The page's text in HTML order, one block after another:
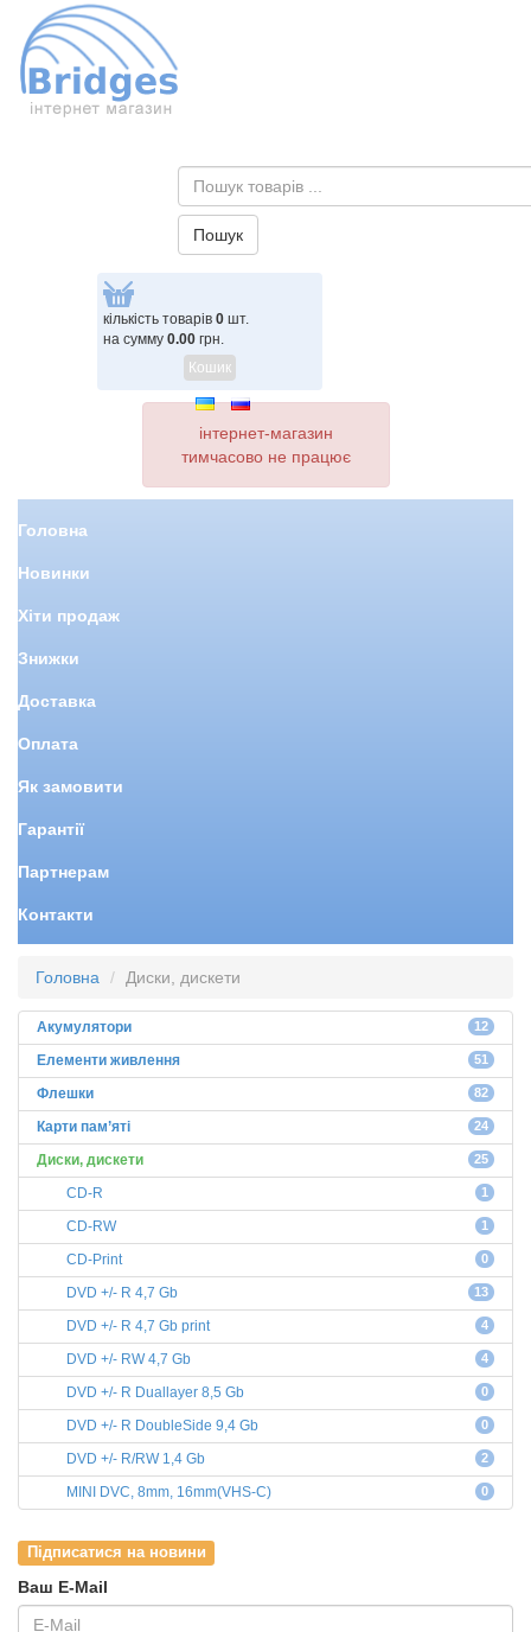
кількість товарів 0 шт.
на сумму 0.00 грн.
Кошик
інтернет-магазин
тимчасово не працює
Головна
Новинки
Хіти продаж
Знижки
Доставка
Оплата
Як замовити
Гарантії
Партнерам
Контакти
Головна Диски, дискети
Акумулятори 12
Елементи живлення 51
Флешки 82
Карти пам’яті 24
Диски, дискети 25
СD-R 1
CD-RW 1
CD-Print 0
DVD +/- R 4,7 Gb 13
DVD +/- R 4,7 Gb print 4
DVD +/- RW 4,7 Gb 4
DVD +/- R Duallayer 8,5 Gb 0
DVD +/- R DoubleSide 9,4 Gb 0
DVD +/- R/RW 1,4 Gb 2
MINI DVC, 8mm, 16mm(VHS-C) 0
Підписатися на новини
Ваш E-Mail